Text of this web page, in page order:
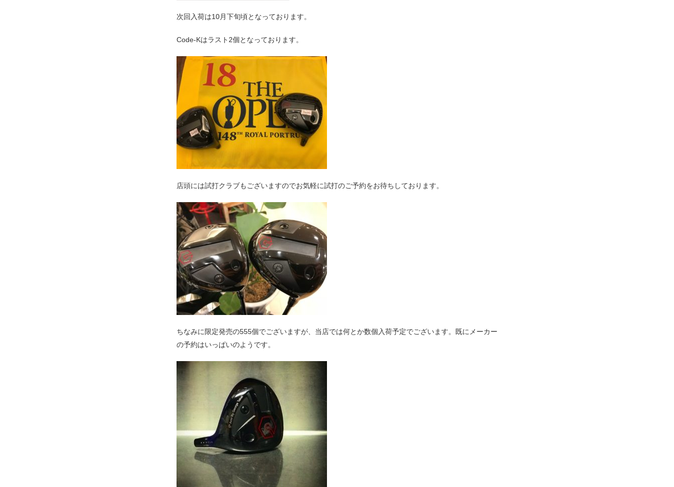
次回入荷は10月下旬頃となっております。
Code-Kはラスト2個となっております。
店頭には試打クラブもございますのでお気軽に試打のご予約をお待ちしております。
ちなみに限定発売の555個でございますが、当店では何とか数個入荷予定でございます。既にメーカー
の予約はいっぱいのようです。